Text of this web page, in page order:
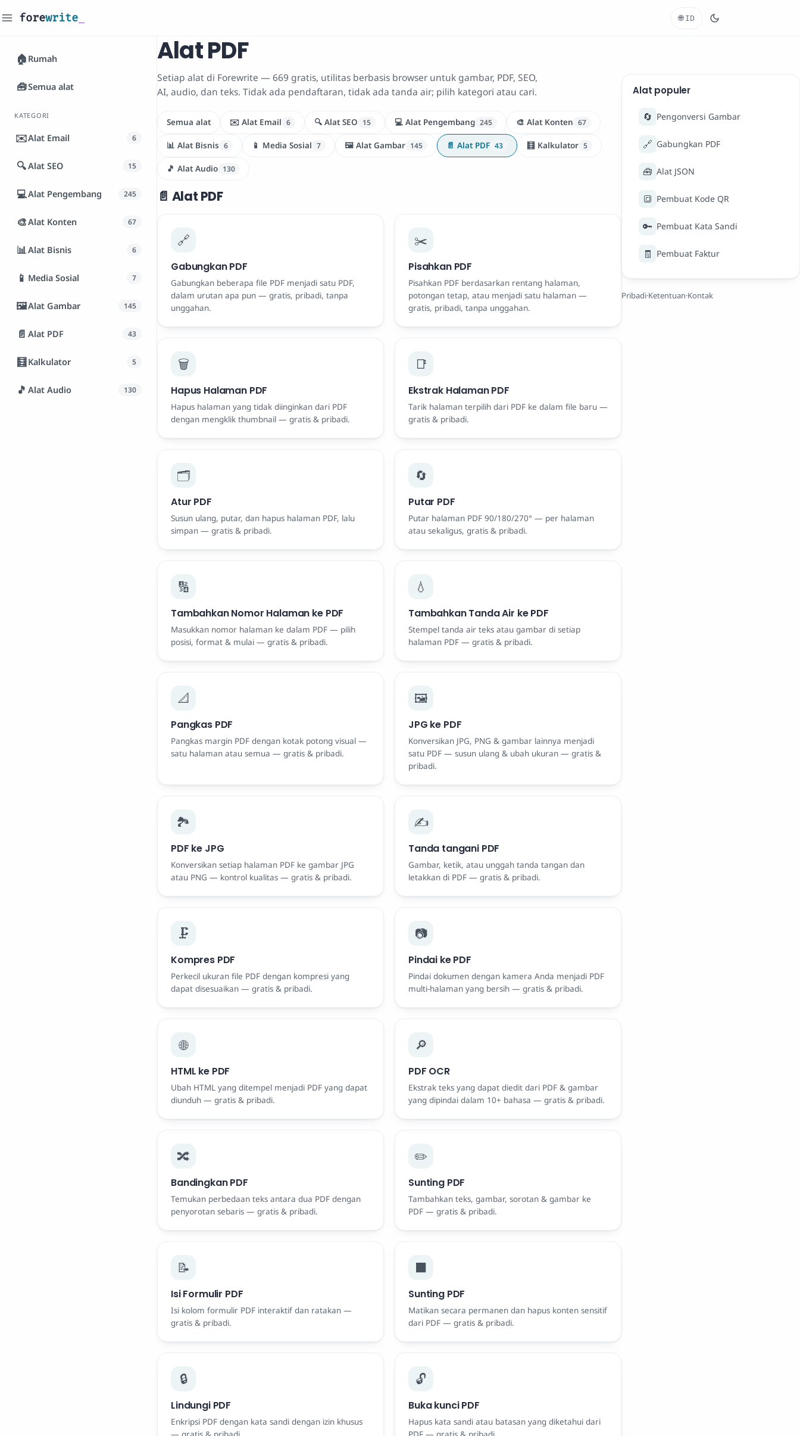
forewrite 🌐 ID
🏠 Rumah
🧰Semua alat
KATEGORI
✉️Alat Email 6
🔍Alat SEO 15
💻Alat Pengembang 245
🎨Alat Konten 67
📊Alat Bisnis 6
📱 Media Sosial 7
🖼️Alat Gambar 145
📄 Alat PDF 43
🧮Kalkulator 5
🎵 Alat Audio 130
Alat PDF
Setiap alat di Forewrite — 669 gratis, utilitas berbasis browser untuk gambar, PDF, SEO,
AI, audio, dan teks. Tidak ada pendaftaran, tidak ada tanda air; pilih kategori atau cari.
Semua alat ✉️ Alat Email 6 🔍 Alat SEO 15 💻 Alat Pengembang 245 🎨 Alat Konten 67
📊 Alat Bisnis 6 📱 Media Sosial 7 🖼️ Alat Gambar 145 📄 Alat PDF 43 🧮 Kalkulator 5
🎵 Alat Audio 130
📄 Alat PDF
🔗
Gabungkan PDF
Gabungkan beberapa file PDF menjadi satu PDF,
dalam urutan apa pun — gratis, pribadi, tanpa
unggahan.
✂️
Pisahkan PDF
Pisahkan PDF berdasarkan rentang halaman,
potongan tetap, atau menjadi satu halaman —
gratis, pribadi, tanpa unggahan.
🗑️
Hapus Halaman PDF
Hapus halaman yang tidak diinginkan dari PDF
dengan mengklik thumbnail — gratis & pribadi.
📑
Ekstrak Halaman PDF
Tarik halaman terpilih dari PDF ke dalam file baru —
gratis & pribadi.
🗂️
Atur PDF
Susun ulang, putar, dan hapus halaman PDF, lalu
simpan — gratis & pribadi.
🔄
Putar PDF
Putar halaman PDF 90/180/270° — per halaman
atau sekaligus, gratis & pribadi.
🔢
Tambahkan Nomor Halaman ke PDF
Masukkan nomor halaman ke dalam PDF — pilih
posisi, format & mulai — gratis & pribadi.
💧
Tambahkan Tanda Air ke PDF
Stempel tanda air teks atau gambar di setiap
halaman PDF — gratis & pribadi.
📐
Pangkas PDF
Pangkas margin PDF dengan kotak potong visual —
satu halaman atau semua — gratis & pribadi.
🖼️
JPG ke PDF
Konversikan JPG, PNG & gambar lainnya menjadi
satu PDF — susun ulang & ubah ukuran — gratis &
pribadi.
🏞️
PDF ke JPG
Konversikan setiap halaman PDF ke gambar JPG
atau PNG — kontrol kualitas — gratis & pribadi.
✍️
Tanda tangani PDF
Gambar, ketik, atau unggah tanda tangan dan
letakkan di PDF — gratis & pribadi.
🗜️
Kompres PDF
Perkecil ukuran file PDF dengan kompresi yang
dapat disesuaikan — gratis & pribadi.
📷
Pindai ke PDF
Pindai dokumen dengan kamera Anda menjadi PDF
multi-halaman yang bersih — gratis & pribadi.
🌐
HTML ke PDF
Ubah HTML yang ditempel menjadi PDF yang dapat
diunduh — gratis & pribadi.
🔎
PDF OCR
Ekstrak teks yang dapat diedit dari PDF & gambar
yang dipindai dalam 10+ bahasa — gratis & pribadi.
🔀
Bandingkan PDF
Temukan perbedaan teks antara dua PDF dengan
penyorotan sebaris — gratis & pribadi.
✏️
Sunting PDF
Tambahkan teks, gambar, sorotan & gambar ke
PDF — gratis & pribadi.
📝
Isi Formulir PDF
Isi kolom formulir PDF interaktif dan ratakan —
gratis & pribadi.
⬛
Sunting PDF
Matikan secara permanen dan hapus konten sensitif
dari PDF — gratis & pribadi.
🔒
Lindungi PDF
Enkripsi PDF dengan kata sandi dengan izin khusus
🔓
Buka kunci PDF
Hapus kata sandi atau batasan yang diketahui dari
Alat populer
🔄 Pengonversi Gambar
🔗 Gabungkan PDF
🧰 Alat JSON
🔳 Pembuat Kode QR
🔑 Pembuat Kata Sandi
🧾 Pembuat Faktur
Pribadi·Ketentuan·Kontak